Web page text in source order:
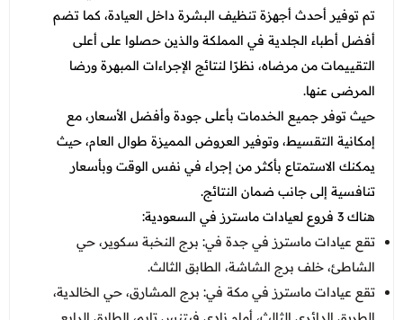
تم توفير أحدث أجهزة تنظيف البشرة داخل العيادة، كما تضم
أفضل أطباء الجلدية في المملكة والذين حصلوا على أعلى
التقييمات من مرضاه، نظرًا لنتائج الإجراءات المبهرة ورضا
المرضى عنها.
حيث توفر جميع الخدمات بأعلى جودة وأفضل الأسعار، مع
إمكانية التقسيط، وتوفير العروض المميزة طوال العام، حيث
يمكنك الاستمتاع بأكثر من إجراء في نفس الوقت وبأسعار
تنافسية إلى جانب ضمان النتائج.
هناك 3 فروع لعيادات ماسترز في السعودية:
تقع عيادات ماسترز في جدة في: برج النخبة سكوير، حي
الشاطئ، خلف برج الشاشة، الطابق الثالث.
تقع عيادات ماسترز في مكة في: برج المشارق، حي الخالدية،